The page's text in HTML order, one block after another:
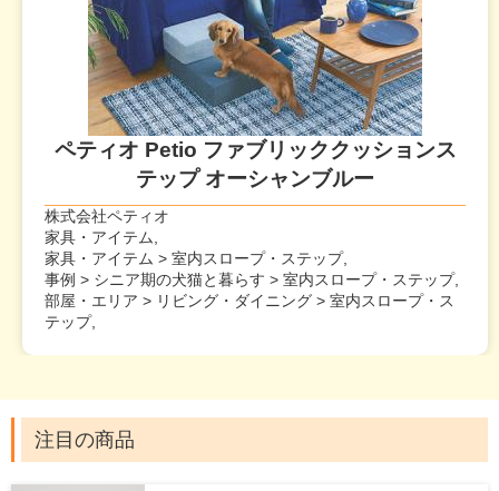
ペティオ Petio ファブリッククッションス
テップ オーシャンブルー
株式会社ペティオ
家具・アイテム,
家具・アイテム > 室内スロープ・ステップ,
事例 > シニア期の犬猫と暮らす > 室内スロープ・ステップ,
部屋・エリア > リビング・ダイニング > 室内スロープ・ス
テップ,
注目の商品